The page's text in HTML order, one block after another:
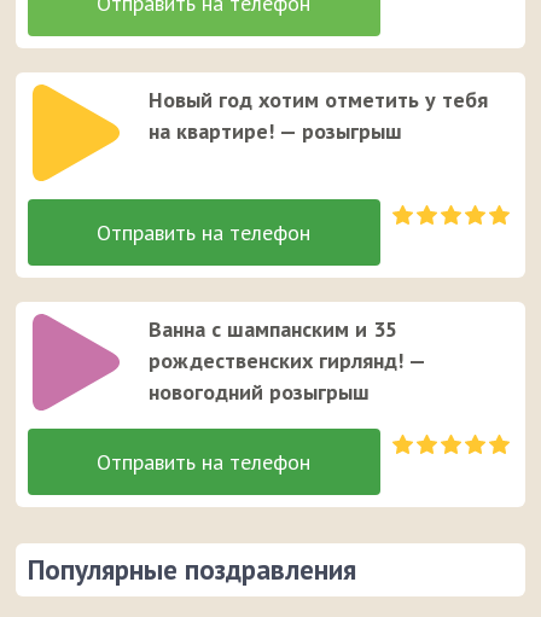
Новый год хотим отметить у тебя
на квартире! — розыгрыш
Ванна с шампанским и 35
рождественских гирлянд! —
новогодний розыгрыш
Популярные поздравления